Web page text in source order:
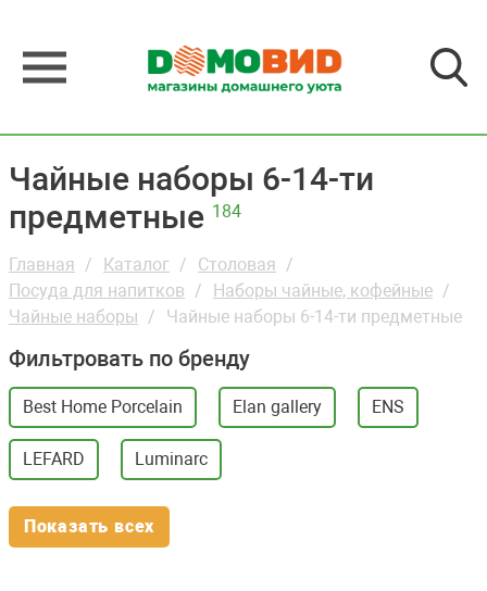
Чайные наборы 6-14-ти
предметные 184
Главная Каталог
Столовая
Посуда для напитков
Наборы чайные, кофейные
Чайные наборы
Чайные наборы 6-14-ти предметные
Фильтровать по бренду
Best Home Porcelain Elan gallery ENS
LEFARD Luminarc
Показать всех